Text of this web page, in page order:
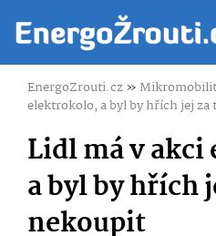
EnergoZrouti.cz»
elektrokolo, a byl by hřích jej za
Lidl má v
a byl by hřích
nekoupit